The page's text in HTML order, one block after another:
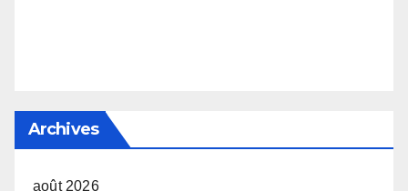
Archives
août 2026